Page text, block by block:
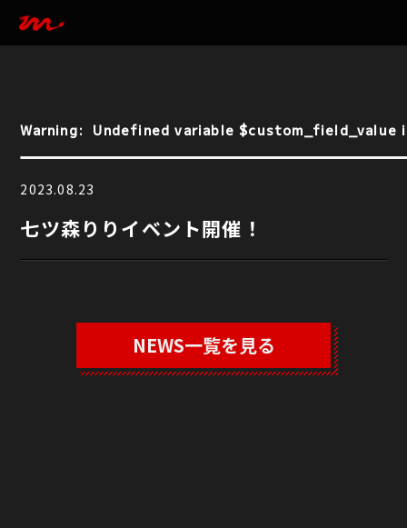
Warning:  Undefined variable $custom_field_value
Warning:  Undefined variable $custom_field_value
2023.08.23
七ツ森りりイベント開催！
NEWS一覧を見る